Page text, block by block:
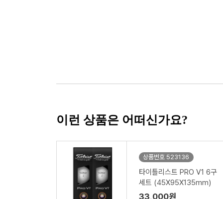
이런 상품은 어떠신가요?
상품번호 523136
타이틀리스트 PRO V1 6구
세트 (45X95X135mm)
33,000원